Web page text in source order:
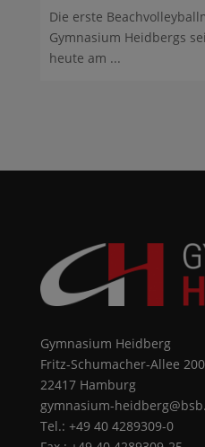
Die erste
Gymnasium Heidbergs
heute am ...
Gymnasium Heidberg
Fritz-Schumacher-Allee 200
22417 Hamburg
gymnasium-
Tel.: +49 40 4289309-0